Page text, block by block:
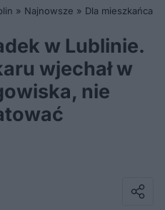
» Najnowsze » Dla mieszkańca
w Lublinie.
wjechał w
nie